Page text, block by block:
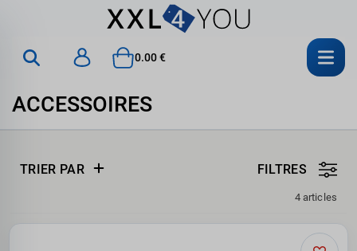
0.00 €
ACCESSOIRES
TRIER PAR FILTRES
4 articles